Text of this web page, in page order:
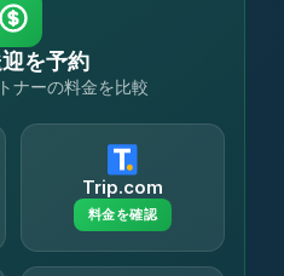
を予約
ナーの料金を比較
Trip.com
料金を確認